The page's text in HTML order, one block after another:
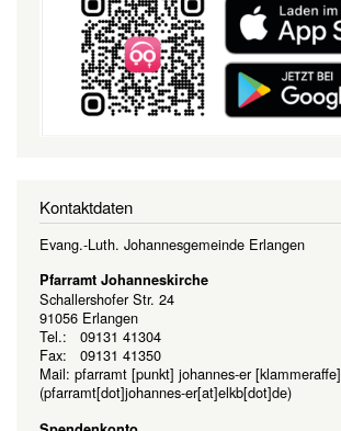
Kontaktdaten
Evang.-Luth. Johannesgemeinde Erlangen
Pfarramt Johanneskirche
Schallershofer Str. 24
91056 Erlangen
Tel.: 09131 41304
Fax: 09131 41350
Mail: pfarramt [punkt] johannes-er [klammeraffe]
(pfarramt[dot]johannes-er[at]elkb[dot]de)